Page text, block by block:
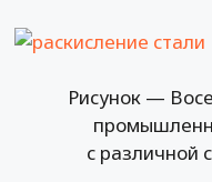
Рисунок —
с различной